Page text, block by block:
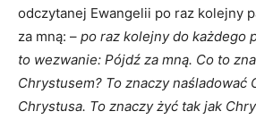
odczytanej Ewangelii po raz kolejny
za mną: – po raz kolejny do każdego
to wezwanie: Pójdź za mną. Co to
Chrystusem? To znaczy naśladować
Chrystusa. To znaczy żyć tak jak